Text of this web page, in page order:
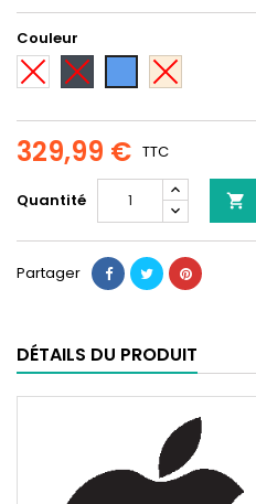
Couleur
Blanc
Noir Or
329,99 € TTC
Quantité 
Partager
DÉTAILS DU PRODUIT